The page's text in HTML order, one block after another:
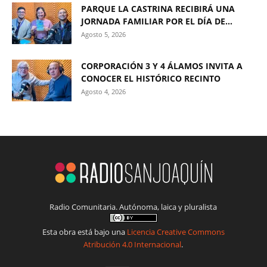
PARQUE LA CASTRINA RECIBIRÁ UNA
JORNADA FAMILIAR POR EL DÍA DE...
Agosto 5, 2026
CORPORACIÓN 3 Y 4 ÁLAMOS INVITA A
CONOCER EL HISTÓRICO RECINTO
Agosto 4, 2026
Radio Comunitaria. Autónoma, laica y pluralista
Esta obra está bajo una Licencia Creative Commons
Atribución 4.0 Internacional.